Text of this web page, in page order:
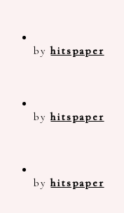
byhitspaper
byhitspaper
byhitspaper